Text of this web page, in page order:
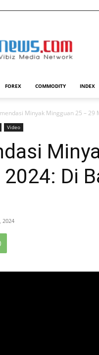
FOREX COMMODITY INDEX
Minyak Mingguan 25 –
Video
Di
2024